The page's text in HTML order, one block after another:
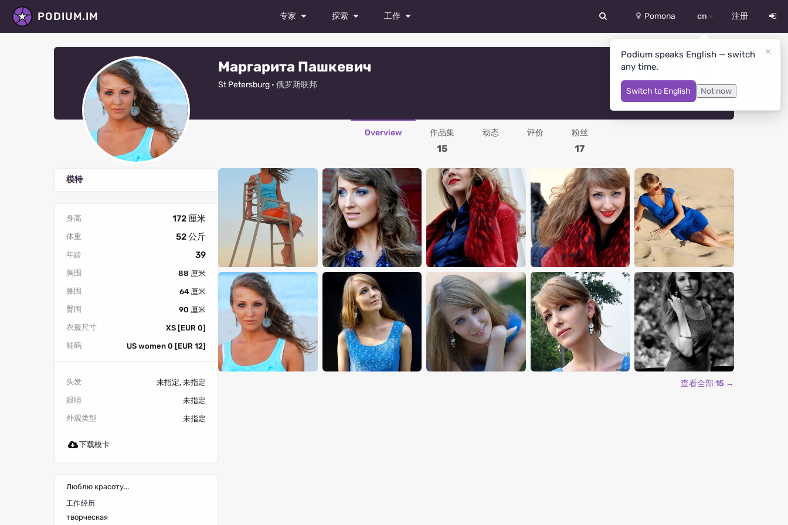
PODIUM.IM 专家
演员
舞者
时装设计师
摄像师
修图师
所有专家
探索
照片
工作 Pomona cn
English
Español
Український
注册
Podium speaks English — switch
any time.
Switch to English Not now
Маргарита Пашкевич
St Petersburg · 俄罗斯联邦
你的消息
Overview 作品集
15
动态 评价 粉丝
17
模特
身高 172 厘米
体重 52 公斤
年龄 39
胸围
88 厘米
腰围
64 厘米
臀围
90 厘米
衣服尺寸
XS [EUR 0]
鞋码
US women 0 [EUR 12]
头发
未指定, 未指定
眼睛
未指定
外观类型
未指定
下载模卡
Люблю красоту...
工作经历
творческая
查看全部 15 →